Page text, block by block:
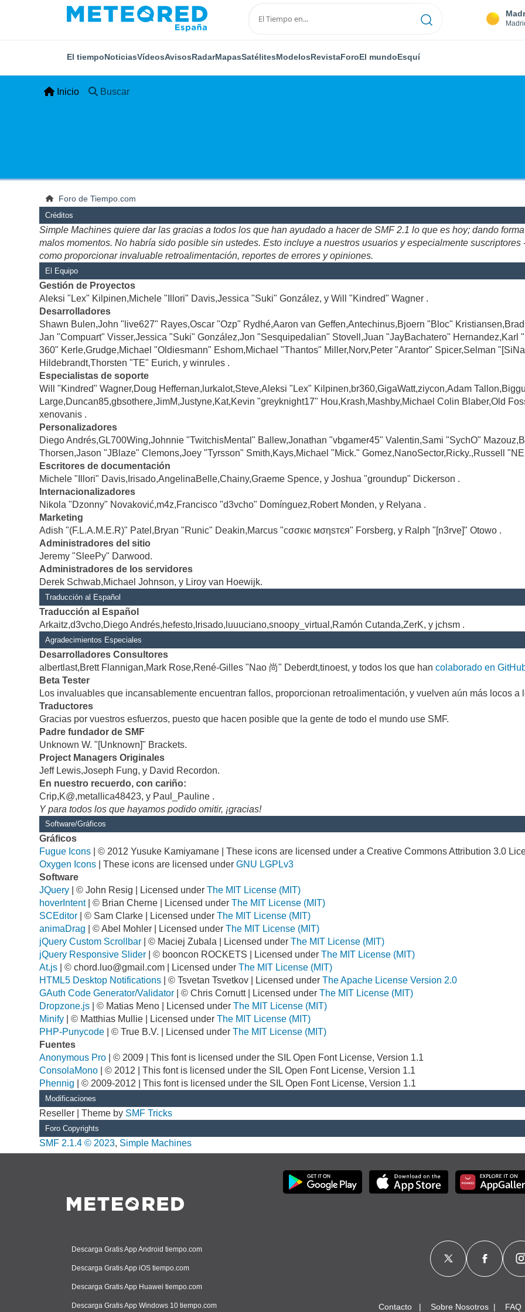
El tiempoNoticiasVídeosAvisosRadarMapasSatélitesModelosRevistaForoEl mundoEsquí
Inicio Buscar
Foro de Tiempo.com
Créditos
Simple Machines quiere dar las gracias a todos los que han ayudado a hacer de SMF 2.1 lo que es hoy; dando
malos momentos. No habría sido posible sin ustedes. Esto incluye a nuestros usuarios y especialmente
como proporcionar invaluable retroalimentación, reportes de errores y opiniones.
El Equipo
Gestión de Proyectos
Aleksi "Lex" Kilpinen,Michele "Illori" Davis,Jessica "Suki" González, y Will "Kindred" Wagner .
Desarrolladores
Shawn Bulen,John "live627" Rayes,Oscar "Ozp" Rydhé,Aaron van Geffen,Antechinus,Bjoern "Bloc"
Jan "Compuart" Visser,Jessica "Suki" González,Jon "Sesquipedalian" Stovell,Juan "JayBachatero"
360" Kerle,Grudge,Michael "Oldiesmann" Eshom,Michael "Thantos" Miller,Norv,Peter "Arantor" Spicer,Selman
Hildebrandt,Thorsten "TE" Eurich, y winrules .
Especialistas de soporte
Will "Kindred" Wagner,Doug Heffernan,lurkalot,Steve,Aleksi "Lex" Kilpinen,br360,GigaWatt,ziycon,Adam
Large,Duncan85,gbsothere,JimM,Justyne,Kat,Kevin "greyknight17" Hou,Krash,Mashby,Michael Colin Blaber,Old
xenovanis .
Personalizadores
Diego Andrés,GL700Wing,Johnnie "TwitchisMental" Ballew,Jonathan "vbgamer45" Valentin,Sami "SychO"
Thorsen,Jason "JBlaze" Clemons,Joey "Tyrsson" Smith,Kays,Michael "Mick." Gomez,NanoSector,Ricky.,Russell
Escritores de documentación
Michele "Illori" Davis,Irisado,AngelinaBelle,Chainy,Graeme Spence, y Joshua "groundup" Dickerson .
Internacionalizadores
Nikola "Dzonny" Novaković,m4z,Francisco "d3vcho" Domínguez,Robert Monden, y Relyana .
Marketing
Adish "(F.L.A.M.E.R)" Patel,Bryan "Runic" Deakin,Marcus "cσσкιє мσηѕтєя" Forsberg, y Ralph "[n3rve]" Otowo .
Administradores del sitio
Jeremy "SleePy" Darwood.
Administradores de los servidores
Derek Schwab,Michael Johnson, y Liroy van Hoewijk.
Traducción al Español
Traducción al Español
Arkaitz,d3vcho,Diego Andrés,hefesto,Irisado,luuuciano,snoopy_virtual,Ramón Cutanda,ZerK, y jchsm .
Agradecimientos Especiales
Desarrolladores Consultores
albertlast,Brett Flannigan,Mark Rose,René-Gilles "Nao 尚" Deberdt,tinoest, y todos los que hancolaborado en
Beta Tester
Los invaluables que incansablemente encuentran fallos, proporcionan retroalimentación, y vuelven aún más locos a
Traductores
Gracias por vuestros esfuerzos, puesto que hacen posible que la gente de todo el mundo use SMF.
Padre fundador de SMF
Unknown W. "[Unknown]" Brackets.
Project Managers Originales
Jeff Lewis,Joseph Fung, y David Recordon.
En nuestro recuerdo, con cariño:
Crip,K@,metallica48423, y Paul_Pauline .
Y para todos los que hayamos podido omitir, ¡gracias!
Software/Gráficos
Gráficos
Fugue Icons | © 2012 Yusuke Kamiyamane | These icons are licensed under a Creative Commons Attribution 3.0
Oxygen Icons | These icons are licensed underGNU LGPLv3
Software
JQuery | © John Resig | Licensed underThe MIT License (MIT)
hoverIntent| © Brian Cherne | Licensed underThe MIT License (MIT)
SCEditor | © Sam Clarke | Licensed underThe MIT License (MIT)
animaDrag | © Abel Mohler | Licensed underThe MIT License (MIT)
jQuery Custom Scrollbar | © Maciej Zubala | Licensed underThe MIT License (MIT)
jQuery Responsive Slider | © booncon ROCKETS | Licensed underThe MIT License (MIT)
At.js | ©chord.luo@gmail.com | Licensed underThe MIT License (MIT)
HTML5 Desktop Notifications | © Tsvetan Tsvetkov | Licensed underThe Apache License Version 2.0
GAuth Code Generator/Validator | © Chris Cornutt | Licensed underThe MIT License (MIT)
Dropzone.js | © Matias Meno | Licensed underThe MIT License (MIT)
Minify | © Matthias Mullie | Licensed underThe MIT License (MIT)
PHP-Punycode | © True B.V. | Licensed underThe MIT License (MIT)
Fuentes
Anonymous Pro | © 2009 | This font is licensed under the SIL Open Font License, Version 1.1
ConsolaMono | © 2012 | This font is licensed under the SIL Open Font License, Version 1.1
Phennig | © 2009-2012 | This font is licensed under the SIL Open Font License, Version 1.1
Modificaciones
Reseller | Theme by SMF Tricks
Foro Copyrights
SMF 2.1.4 © 2023, Simple Machines
Descarga Gratis App Android tiempo.com
Descarga Gratis App iOS tiempo.com
Descarga Gratis App Huawei tiempo.com
Descarga Gratis App Windows 10 tiempo.com Contacto Sobre Nosotros FAQ